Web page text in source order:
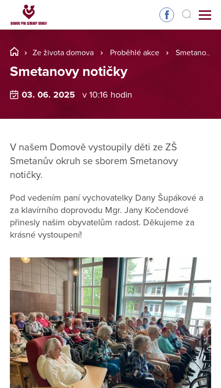
Ze života domova Proběhlé akce Smetanovy notičky
Smetanovy notičky
03. 06. 2025 v 10:16 hodin
V našem Domově vystoupily děti ze ZŠ
Smetanův okruh se sborem Smetanovy
notičky.
Pod vedením paní vychovatelky Dany Šupákové a
za klavírního doprovodu Mgr. Jany Kočendové
přinesly našim obyvatelům radost. Děkujeme za
krásné vystoupení!